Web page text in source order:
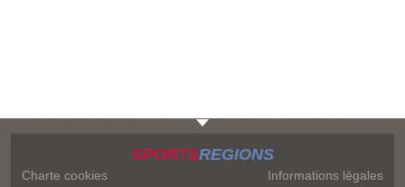
SPORTSREGIONS
Charte cookies
Informations légales